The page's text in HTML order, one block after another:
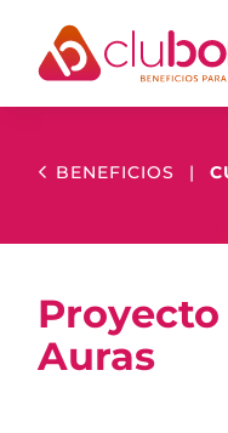
BENEFICIOS |
Proyecto
Auras